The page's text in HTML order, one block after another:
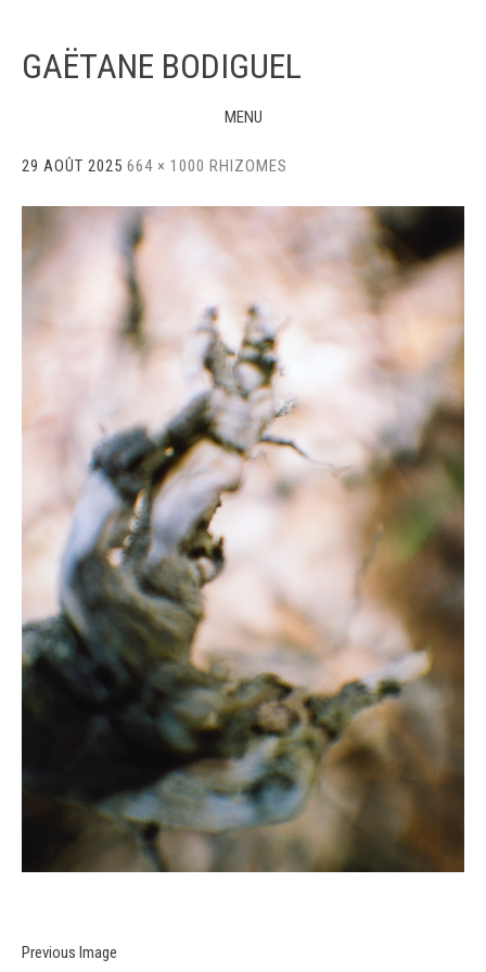
GAËTANE BODIGUEL
MENU
Skip
29 AOÛT 2025 664 × 1000 RHIZOMES
Previous Image